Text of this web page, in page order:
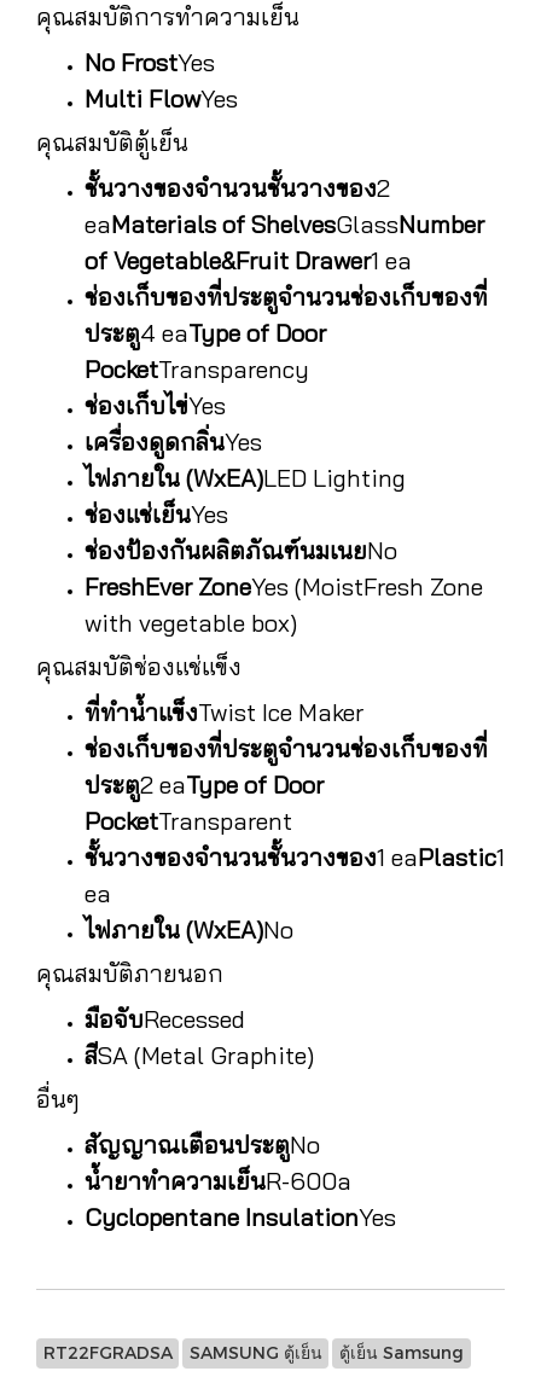
คุณสมบัติการทำความเย็น
No FrostYes
Multi FlowYes
คุณสมบัติตู้เย็น
ชั้นวางของจำนวนชั้นวางของ2
eaMaterials of ShelvesGlassNumber
of Vegetable&Fruit Drawer1 ea
ช่องเก็บของที่ประตูจำนวนช่องเก็บของที่
ประตู4 eaType of Door
PocketTransparency
ช่องเก็บไข่Yes
เครื่องดูดกลิ่นYes
ไฟภายใน (WxEA)LED Lighting
ช่องแช่เย็นYes
ช่องป้องกันผลิตภัณฑ์นมเนยNo
FreshEver ZoneYes (MoistFresh Zone
with vegetable box)
คุณสมบัติช่องแช่แข็ง
ที่ทำน้ำแข็งTwist Ice Maker
ช่องเก็บของที่ประตูจำนวนช่องเก็บของที่
ประตู2 eaType of Door
PocketTransparent
ชั้นวางของจำนวนชั้นวางของ1 eaPlastic1
ea
ไฟภายใน (WxEA)No
คุณสมบัติภายนอก
มือจับRecessed
สีSA (Metal Graphite)
อื่นๆ
สัญญาณเตือนประตูNo
น้ำยาทำความเย็นR-600a
Cyclopentane InsulationYes
RT22FGRADSA SAMSUNG ตู้เย็น ตู้เย็น Samsung